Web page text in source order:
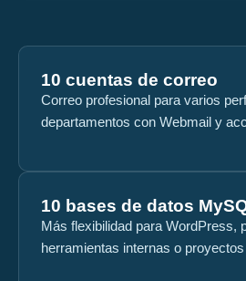
10 cuentas de correo
Correo profesional para varios
departamentos con Webmail y
10 bases de datos
Más flexibilidad para WordPress,
herramientas internas o